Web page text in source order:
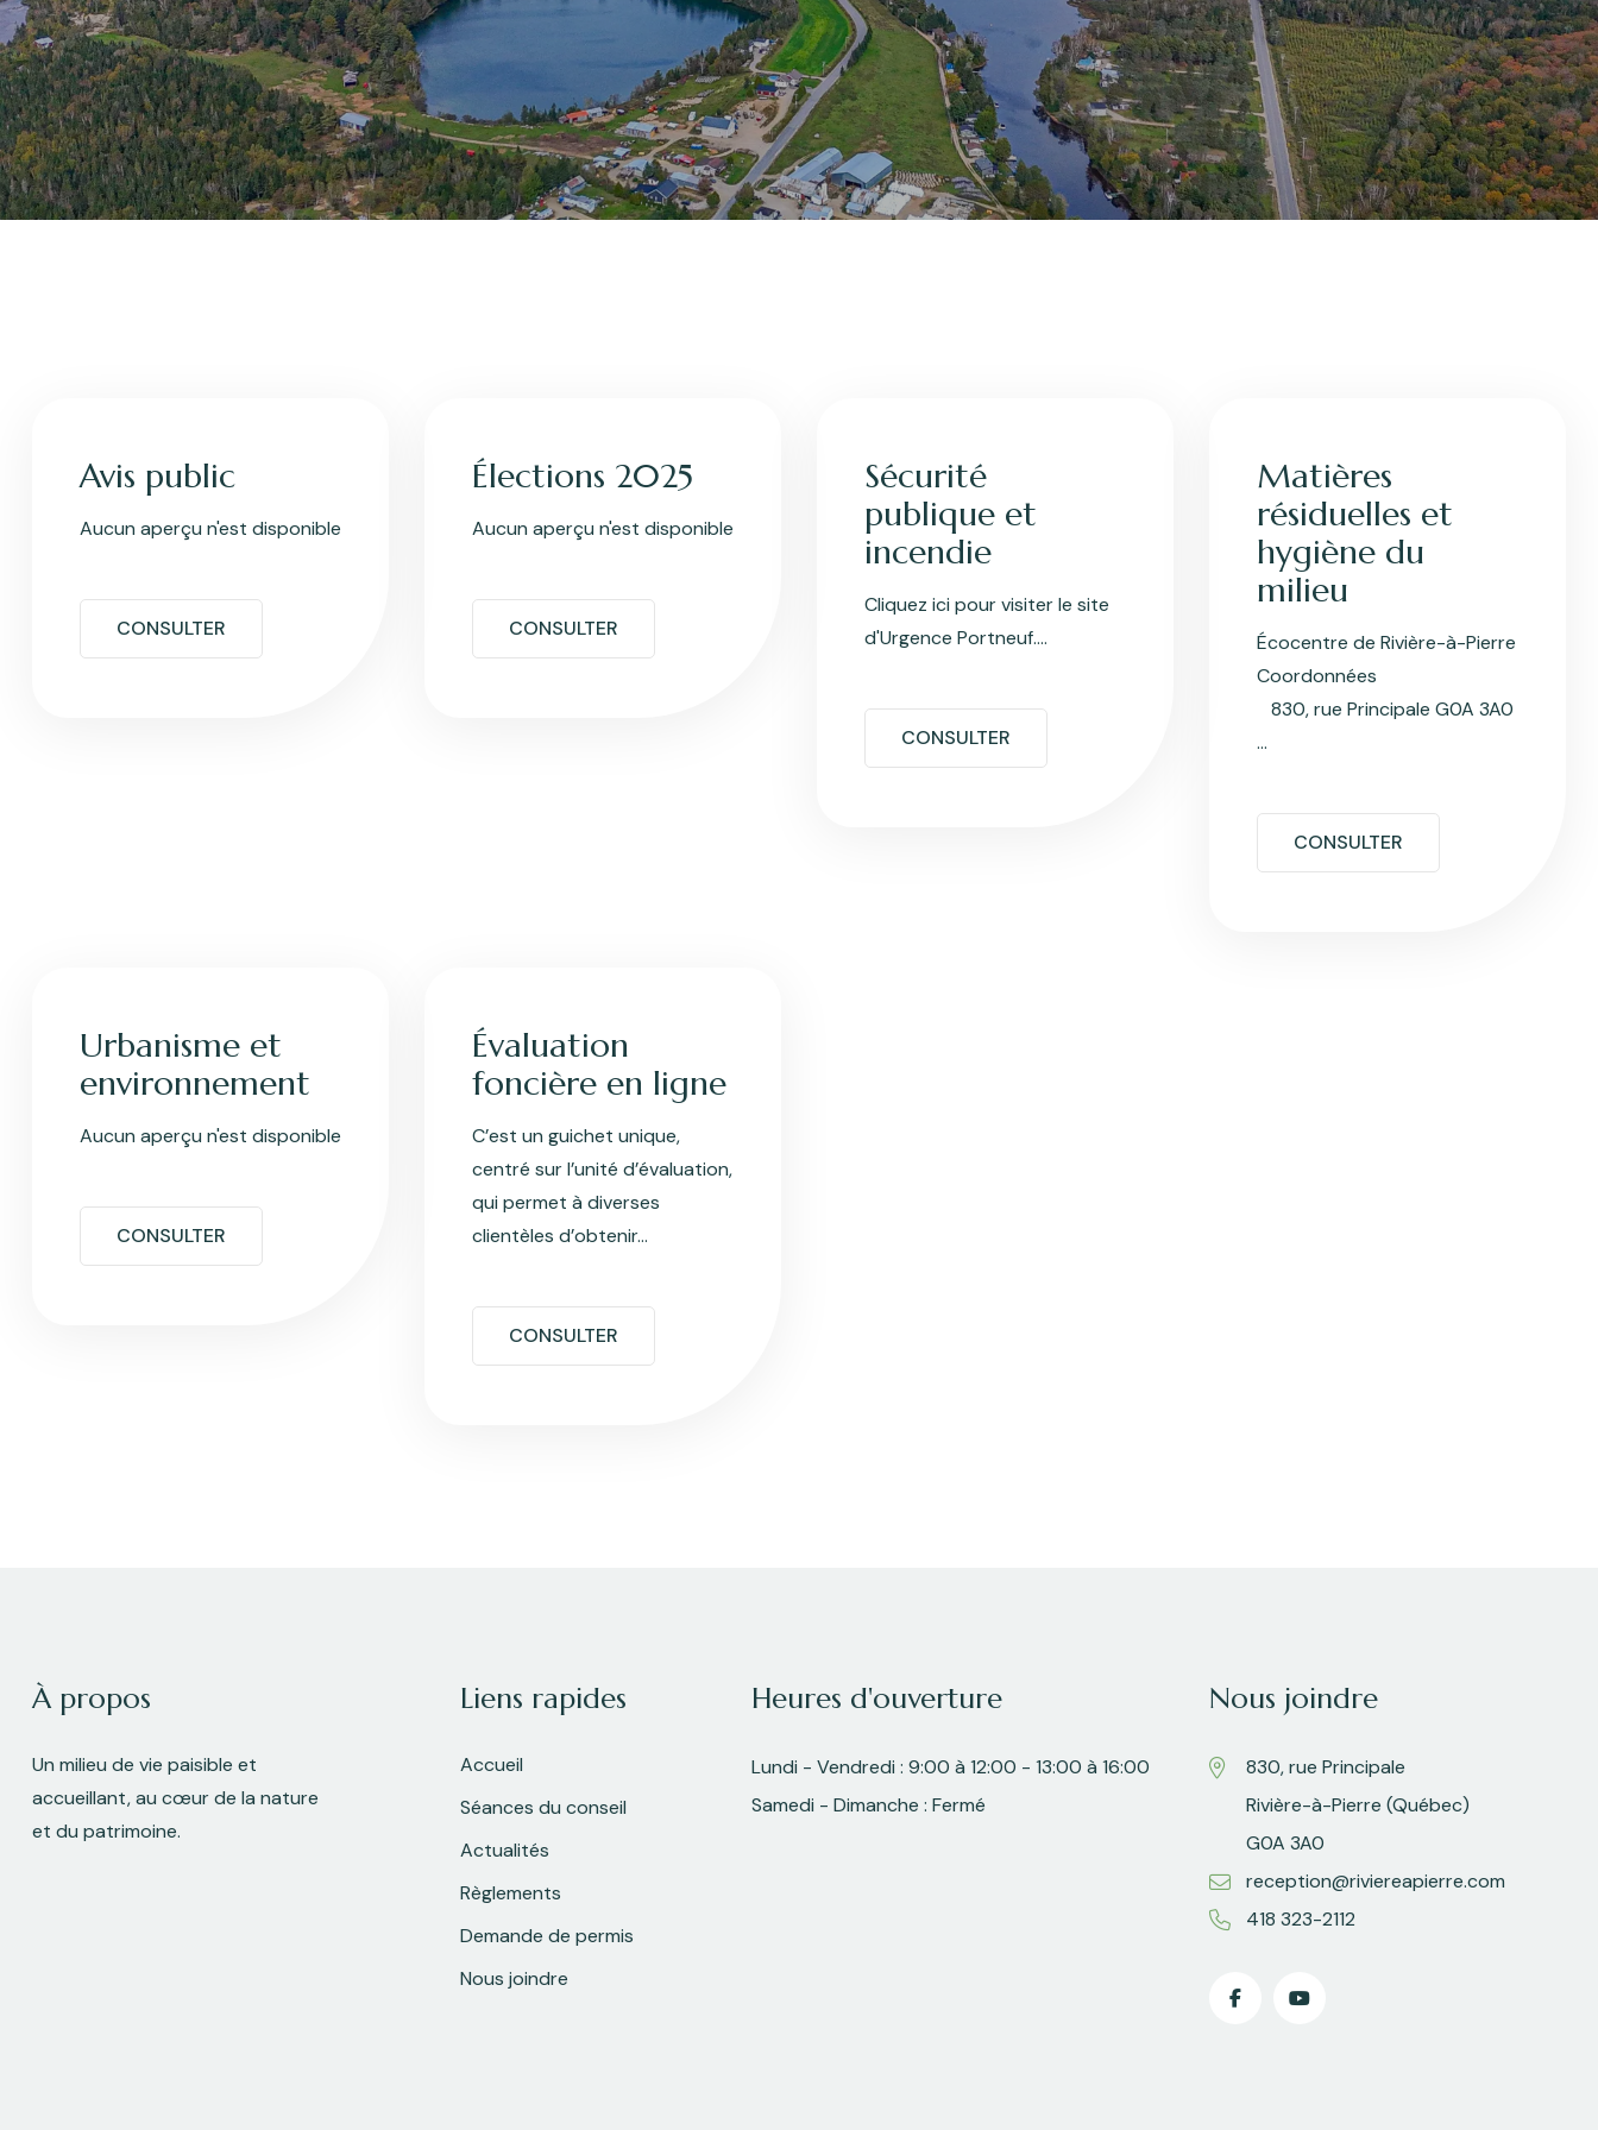
Avis public
Aucun aperçu n'est disponible
CONSULTER
Élections 2025
Aucun aperçu n'est disponible
CONSULTER
Sécurité
publique et
incendie
Cliquez ici pour visiter le site
d'Urgence Portneuf....
CONSULTER
Matières
résiduelles et
hygiène du
milieu
Écocentre de Rivière-à-Pierre
Coordonnées
830, rue Principale G0A 3A0
...
CONSULTER
Urbanisme et
environnement
Aucun aperçu n'est disponible
CONSULTER
Évaluation
foncière en ligne
C’est un guichet unique,
centré sur l’unité d’évaluation,
qui permet à diverses
clientèles d’obtenir...
CONSULTER
À propos
Un milieu de vie paisible et
accueillant, au cœur de la nature
et du patrimoine.
Liens rapides
Accueil
Séances du conseil
Actualités
Règlements
Demande de permis
Nous joindre
Heures d'ouverture
Lundi - Vendredi : 9:00 à 12:00 - 13:00 à 16:00
Samedi - Dimanche : Fermé
Nous joindre
830, rue Principale
Rivière-à-Pierre (Québec)
G0A 3A0
reception@riviereapierre.com
418 323-2112